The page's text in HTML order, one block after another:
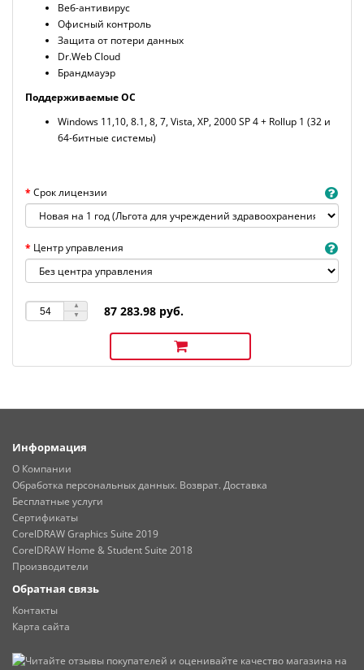
Веб-антивирус
Офисный контроль
Защита от потери данных
Dr.Web Cloud
Брандмауэр
Поддерживаемые ОС
Windows 11,10, 8.1, 8, 7, Vista, XP, 2000 SP 4 + Rollup 1 (32 и
64-битные системы)
Срок лицензии
Центр управления
87 283.98 руб.
Информация
О Компании
Обработка персональных данных. Возврат. Доставка
Бесплатные услуги
Сертификаты
CorelDRAW Graphics Suite 2019
CorelDRAW Home & Student Suite 2018
Производители
Обратная связь
Контакты
Карта сайта